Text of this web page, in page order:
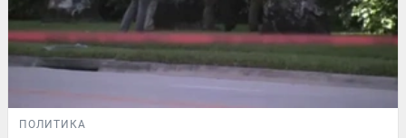
ПОЛИТИКА